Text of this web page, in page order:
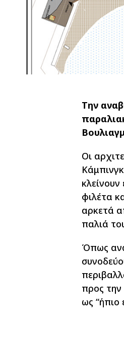
Την
Οι
φιλέτα
αρκετά
παλιά
Όπως
προς
ως